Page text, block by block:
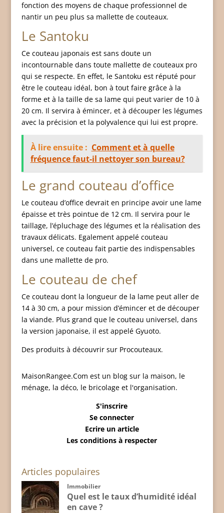
fonction des moyens de chaque professionnel de
nantir un peu plus sa mallette de couteaux.
Le Santoku
Ce couteau japonais est sans doute un
incontournable dans toute mallette de couteaux pro
qui se respecte. En effet, le Santoku est réputé pour
être le couteau idéal, bon à tout faire grâce à la
forme et à la taille de sa lame qui peut varier de 10 à
20 cm. Il servira à émincer, et à découper les légumes
avec la précision et la polyvalence qui lui est propre.
À lire ensuite : Comment et à quelle
fréquence faut-il nettoyer son bureau?
Le grand couteau d’office
Le couteau d’office devrait en principe avoir une lame
épaisse et très pointue de 12 cm. Il servira pour le
taillage, l’épluchage des légumes et la réalisation des
travaux délicats. Egalement appelé couteau
universel, ce couteau fait partie des indispensables
dans une mallette de pro.
Le couteau de chef
Ce couteau dont la longueur de la lame peut aller de
14 à 30 cm, a pour mission d’émincer et de découper
la viande. Plus grand que le couteau universel, dans
la version japonaise, il est appelé Gyuoto.
Des produits à découvrir sur Procouteaux.
MaisonRangee.Com est un blog sur la maison, le
ménage, la déco, le bricolage et l'organisation.
S'inscrire
Se connecter
Ecrire un article
Les conditions à respecter
Articles populaires
Immobilier
Quel est le taux d’humidité idéal
en cave ?